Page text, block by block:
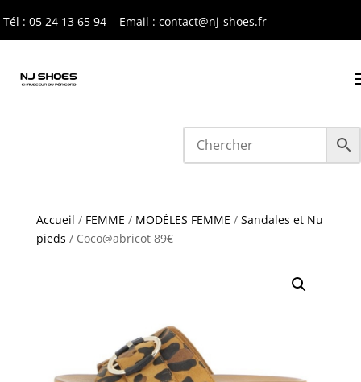
Tél : 05 24 13 65 94 Email : contact@nj-shoes.fr
Accueil / FEMME / MODÈLES FEMME / Sandales et Nu
pieds / Coco@abricot 89€